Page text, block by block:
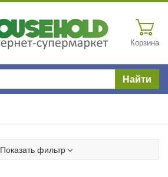
Корзина
Найти
Показать фильтр